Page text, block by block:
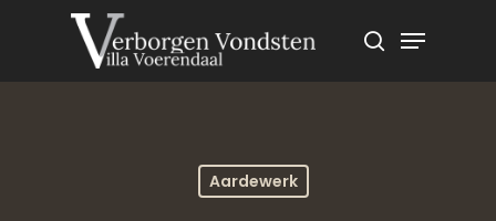
main
search
Menu
Aardewerk